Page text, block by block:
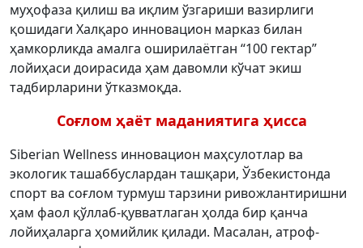
муҳофаза қилиш ва иқлим ўзгариши вазирлиги
қошидаги Халқаро инновацион марказ билан
ҳамкорликда амалга оширилаётган “100 гектар”
лойиҳаси доирасида ҳам давомли кўчат экиш
тадбирларини ўтказмоқда.
Соғлом ҳаёт маданиятига ҳисса
Siberian Wellness инновацион маҳсулотлар ва
экологик ташаббуслардан ташқари, Ўзбекистонда
спорт ва соғлом турмуш тарзини ривожлантиришни
ҳам фаол қўллаб-қувватлаган ҳолда бир қанча
лойиҳаларга ҳомийлик қилади. Масалан, атроф-